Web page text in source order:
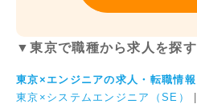
▼東京で職種から求人を探す
東京×エンジニアの求人・転職情報
東京×システムエンジニア（SE）